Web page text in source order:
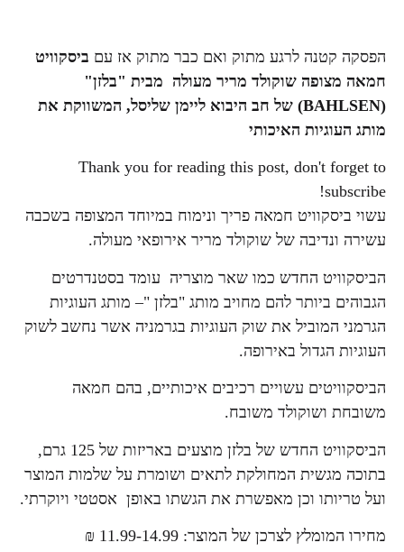
הפסקה קטנה לרגע מתוק ואם כבר מתוק אז עם ביסקוויט
חמאה מצופה שוקולד מריר מעולה מבית "בלזן"
(
BAHLSEN) של חב היבוא ליימן שליסל, המשווקת את
מותג העוגיות האיכותי
Thank you for reading this post, don't forget to
subscribe!
עשוי ביסקוויט חמאה פריך ונימוח במיוחד המצופה בשכבה
עשירה ונדיבה של שוקולד מריר אירופאי מעולה.
הביסקוויט החדש כמו שאר מוצריה עומד בסטנדרטים
הגבוהים ביותר להם מחויב מותג "בלזן "– מותג העוגיות
הגרמני המוביל את שוק העוגיות בגרמניה אשר נחשב לשוק
העוגיות הגדול באירופה.
הביסקוויטים עשויים רכיבים איכותיים, בהם חמאה
משובחת ושוקולד משובח.
הביסקוויט החדש של בלזן מוצעים באריזות של 125 גרם,
בתוכה מגשית המחולקת לתאים ושומרת על שלמות המוצר
ועל טריותו וכן מאפשרת את הגשתו באופן אסטטי ויוקרתי.
מחירו המומלץ לצרכן של המוצר: 11.99-14.99 ₪